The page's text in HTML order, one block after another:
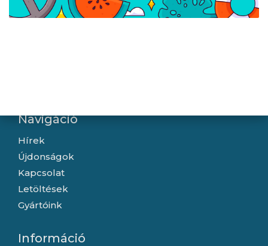
Navigáció
Hírek
Újdonságok
Kapcsolat
Letöltések
Gyártóink
Információ